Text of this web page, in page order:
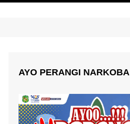
AYO PERANGI NARKOBA